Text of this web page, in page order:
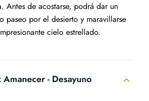
Antes de acostarse, podrá dar un
paseo por el desierto y maravillarse
cielo estrellado.
Amanecer - Desayuno